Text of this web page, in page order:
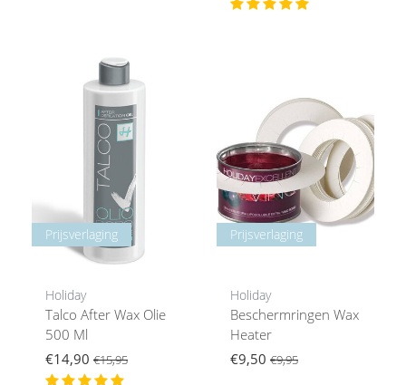
Prijsverlaging
Holiday
Talco After Wax Olie
500 Ml
€14,90 €15,95
Prijsverlaging
Holiday
Beschermringen Wax
Heater
€9,50 €9,95